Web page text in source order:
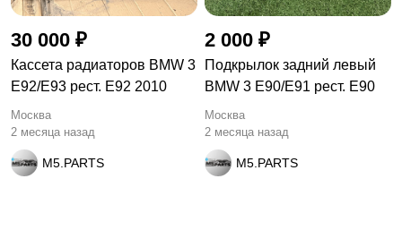
30 000 ₽
Кассета радиаторов BMW 3
E92/E93 рест. E92 2010
Москва
2 месяца назад
M5.PARTS
2 000 ₽
Подкрылок задний левый
BMW 3 E90/E91 рест. E90
Москва
2 месяца назад
M5.PARTS